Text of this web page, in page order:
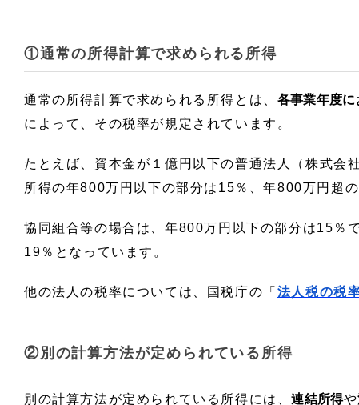
①通常の所得計算で求められる所得
通常の所得計算で求められる所得とは、 各事業年度に
によって、その税率が規定されています。
たとえば、資本金が１億円以下の普通法人（株式会
所得の年800万円以下の部分は15％、年800万円超
協同組合等の場合は、年800万円以下の部分は15％
19％となっています。
他の法人の税率については、国税庁の「 法人税の税
②別の計算方法が定められている所得
別の計算方法が定められている所得には、連結所得や